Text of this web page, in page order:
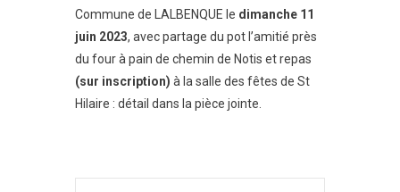
Commune de LALBENQUE le dimanche 11
juin 2023, avec partage du pot l’amitié près
du four à pain de chemin de Notis et repas
(sur inscription) à la salle des fêtes de St
Hilaire : détail dans la pièce jointe.